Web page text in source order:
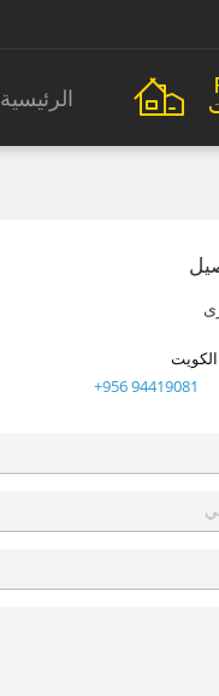
الرئيسية
الكويت
+956 94419081